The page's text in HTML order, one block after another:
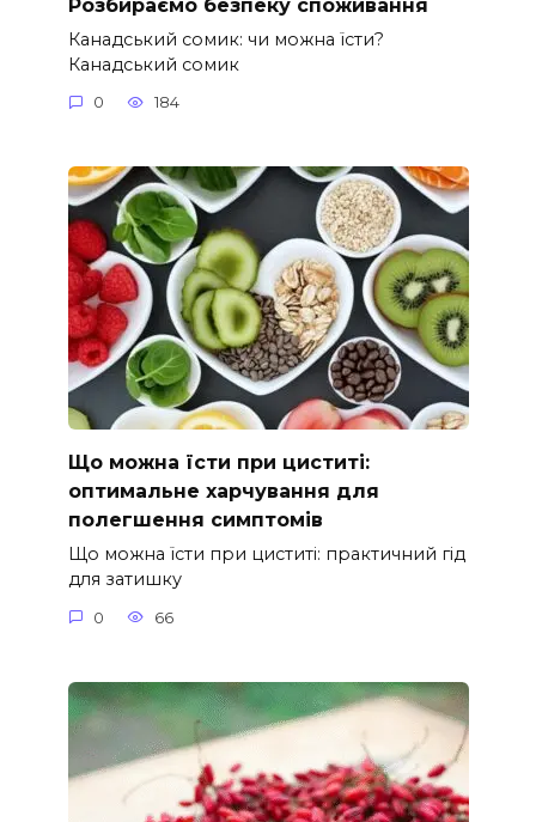
Канадський сомик: чи можна їсти?
Канадський сомик
0 184
Що можна їсти при циститі:
оптимальне харчування для
полегшення симптомів
Що можна їсти при циститі: практичний гід
для затишку
0 66